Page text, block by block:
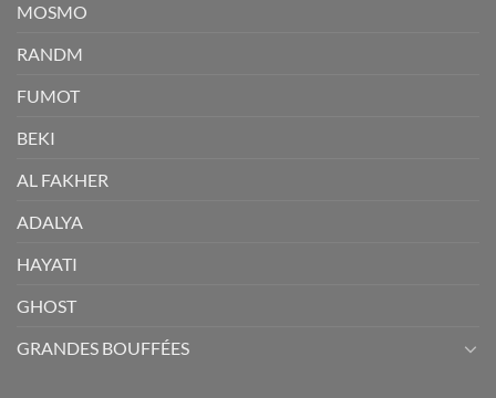
MOSMO
RANDM
FUMOT
BEKI
AL FAKHER
ADALYA
HAYATI
GHOST
GRANDES BOUFFÉES